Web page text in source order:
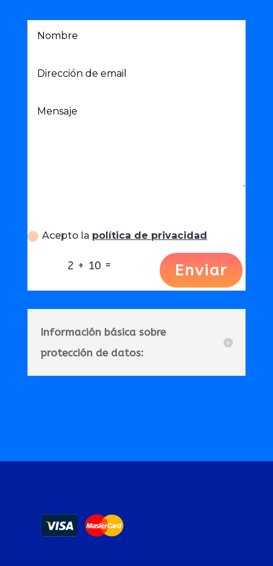
Acepto la política de privacidad
2 + 10 = Enviar
Información básica sobre
protección de datos: